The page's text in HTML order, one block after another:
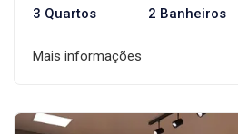
3 Quartos 2 Banheiros
Mais informações